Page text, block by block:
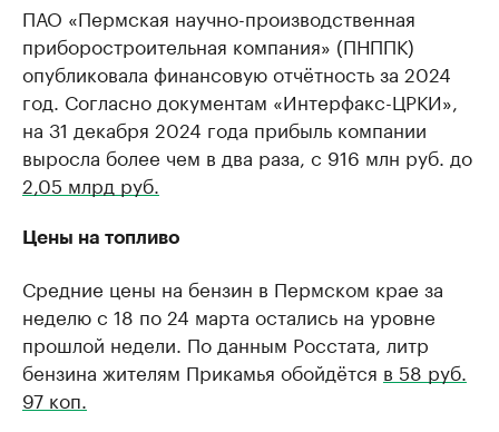
ПАО «Пермская научно-производственная
приборостроительная компания» (ПНППК)
опубликовала финансовую отчётность за 2024
год. Согласно документам «Интерфакс-ЦРКИ»,
на 31 декабря 2024 года прибыль компании
выросла более чем в два раза, с 916 млн руб. до
2,05 млрд руб.
Цены на топливо
Средние цены на бензин в Пермском крае за
неделю с 18 по 24 марта остались на уровне
прошлой недели. По данным Росстата, литр
бензина жителям Прикамья обойдётся в 58 руб.
97 коп.